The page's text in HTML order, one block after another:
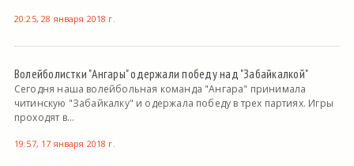
20:25, 28 января 2018 г.
Волейболистки "Ангары" одержали победу над "Забайкалкой"
Сегодня наша волейбольная команда "Ангара" принимала
читинскую "Забайкалку" и одержала победу в трех партиях. Игры
проходят в...
19:57, 17 января 2018 г.